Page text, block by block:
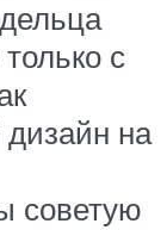
с
на
советую